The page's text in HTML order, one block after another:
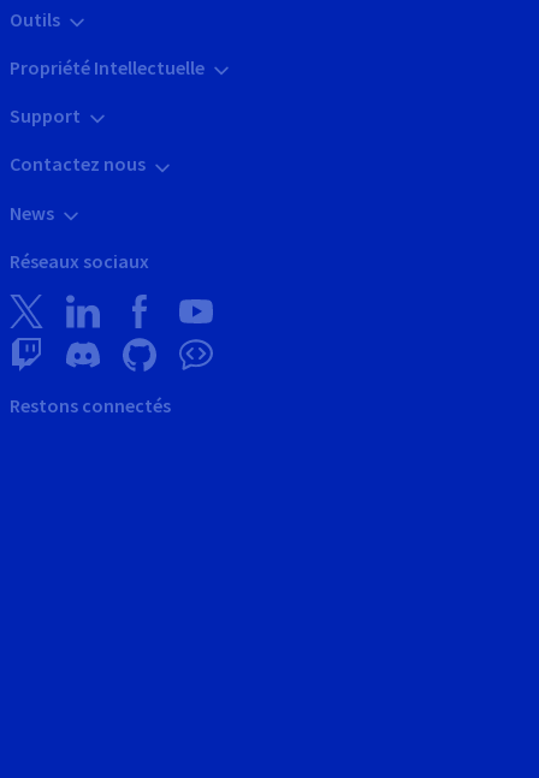
Outils
Propriété Intellectuelle
Support
Contactez nous
News
Réseaux sociaux
Restons connectés